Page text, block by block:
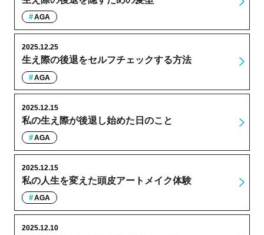
AGA
生え際の後退をセルフチェックする方法
2025.12.25
AGA
私の生え際が後退し始めた日のこと
2025.12.15
AGA
私の人生を変えた頭皮アートメイク体験
2025.12.15
AGA
2025.12.10